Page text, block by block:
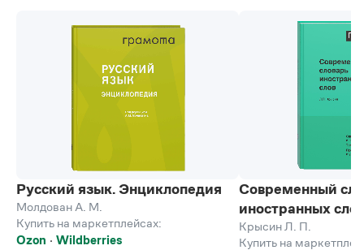
Русский язык. Энциклопедия
Молдован А. М.
Купить на маркетплейсах:
Ozon
Wildberries
Современный
иностранных слов
Крысин Л. П.
Купить на